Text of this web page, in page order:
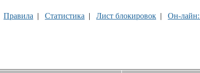
Правила | Статистика | Лист блокировок | Он-лайн: